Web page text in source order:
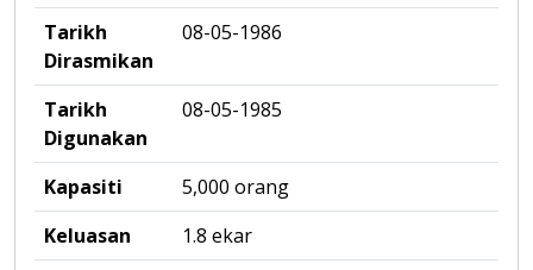
Tarikh
Dirasmikan
08-05-1986
Tarikh
Digunakan
08-05-1985
Kapasiti
5,000 orang
Keluasan
1.8 ekar